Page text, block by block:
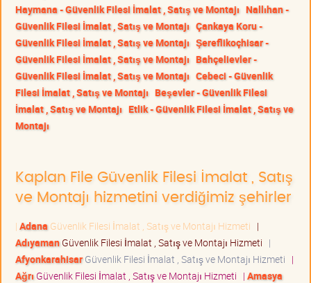
Haymana - Güvenlik Filesi İmalat , Satış ve Montajı Nallıhan -
Güvenlik Filesi İmalat , Satış ve Montajı Çankaya Koru -
Güvenlik Filesi İmalat , Satış ve Montajı Şereflikoçhisar -
Güvenlik Filesi İmalat , Satış ve Montajı Bahçelievler -
Güvenlik Filesi İmalat , Satış ve Montajı Cebeci - Güvenlik
Filesi İmalat , Satış ve Montajı Beşevler - Güvenlik Filesi
İmalat , Satış ve Montajı Etlik - Güvenlik Filesi İmalat , Satış ve
Montajı
Kaplan File Güvenlik Filesi İmalat , Satış
ve Montajı hizmetini verdiğimiz şehirler
| Adana Güvenlik Filesi İmalat , Satış ve Montajı Hizmeti |
AdıyamanGüvenlik Filesi İmalat , Satış ve Montajı Hizmeti |
AfyonkarahisarGüvenlik Filesi İmalat , Satış ve Montajı Hizmeti |
Ağrı Güvenlik Filesi İmalat , Satış ve Montajı Hizmeti | Amasya